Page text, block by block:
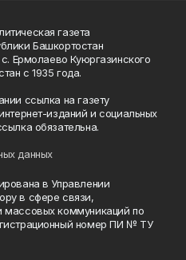
газета
Башкортостан
Ермолаево Куюргазинского
с 1935 года.
ссылка на газету
изданий и социальных
обязательна.
данных
в Управлении
в сфере связи,
массовых коммуникаций по
номер ПИ № ТУ